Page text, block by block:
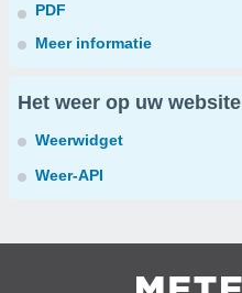
PDF
Meer informatie
Het weer op uw website
Weerwidget
Weer-API